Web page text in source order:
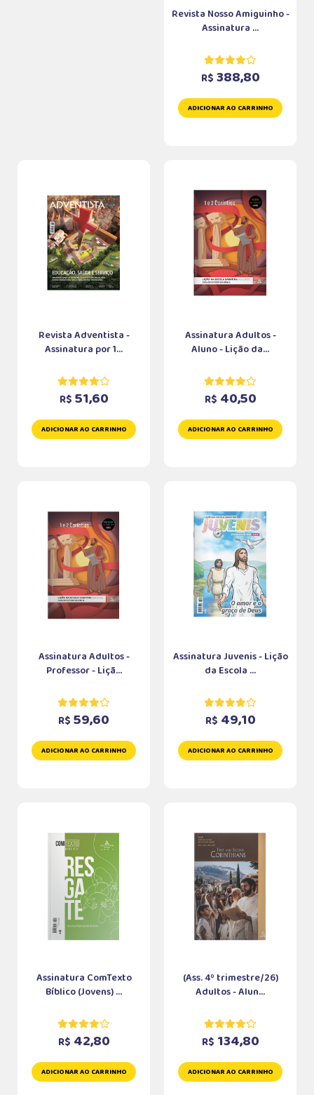
Revista Nosso Amiguinho -
Assinatura ...
R$ 388,80
ADICIONAR AO CARRINHO
Revista Adventista -
Assinatura por 1...
R$ 51,60
ADICIONAR AO CARRINHO
Assinatura Adultos -
Aluno - Lição da...
R$ 40,50
ADICIONAR AO CARRINHO
Assinatura Adultos -
Professor - Liçã...
R$ 59,60
ADICIONAR AO CARRINHO
Assinatura Juvenis - Lição
da Escola ...
R$ 49,10
ADICIONAR AO CARRINHO
Assinatura ComTexto
Bíblico (Jovens) ...
R$ 42,80
ADICIONAR AO CARRINHO
(Ass. 4º trimestre/26)
Adultos - Alun...
R$ 134,80
ADICIONAR AO CARRINHO